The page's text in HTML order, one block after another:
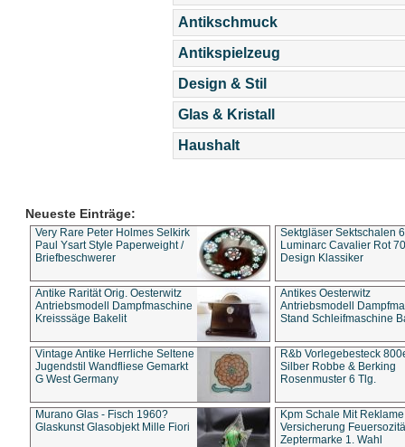
Antikschmuck
Antikspielzeug
Design & Stil
Glas & Kristall
Haushalt
Neueste Einträge:
Very Rare Peter Holmes Selkirk
Paul Ysart Style Paperweight /
Briefbeschwerer
Sektgläser Sektschalen
Luminarc Cavalier Rot
Design Klassiker
Antike Rarität Orig. Oesterwitz
Antriebsmodell Dampfmaschine
Kreisssäge Bakelit
Antikes Oesterwitz
Antriebsmodell
Stand Schleifmaschine
Vintage Antike Herrliche Seltene
Jugendstil Wandfliese Gemarkt
G West Germany
R&b Vorlegebesteck
Silber Robbe & Berking
Rosenmuster 6 Tlg.
Murano Glas - Fisch 1960?
Glaskunst Glasobjekt Mille Fiori
Kpm Schale Mit Reklame
Versicherung
Zeptermarke 1. Wahl